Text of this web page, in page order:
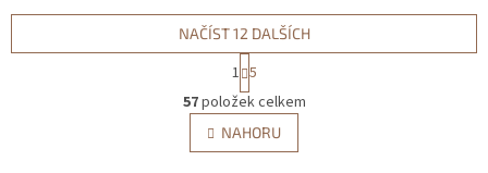
O
v
l
á
NAČÍST 12 DALŠÍCH
S
t
r
á
n
k
1 5
57položek celkem
NAHORU